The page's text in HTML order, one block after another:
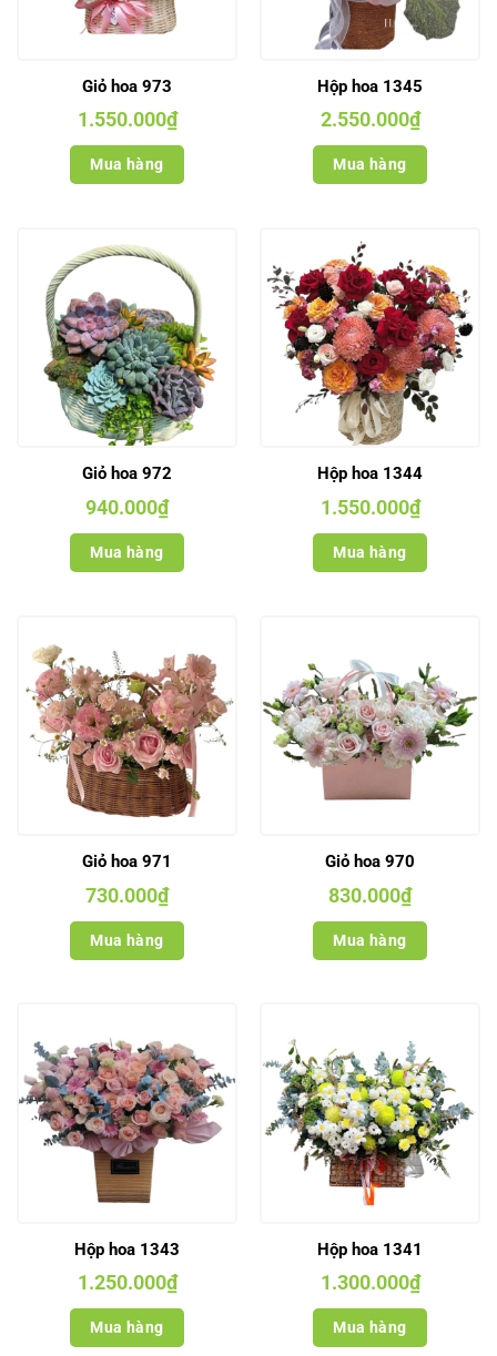
Giỏ hoa 973
1.550.000₫
Mua hàng
Hộp hoa 1345
2.550.000₫
Mua hàng
Giỏ hoa 972
940.000₫
Mua hàng
Hộp hoa 1344
1.550.000₫
Mua hàng
Giỏ hoa 971
730.000₫
Mua hàng
Giỏ hoa 970
830.000₫
Mua hàng
Hộp hoa 1343
1.250.000₫
Mua hàng
Hộp hoa 1341
1.300.000₫
Mua hàng